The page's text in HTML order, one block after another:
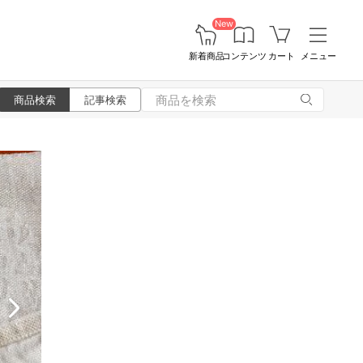
New
新着商品コンテンツ カート メニュー
商品検索 記事検索